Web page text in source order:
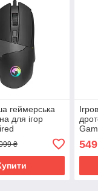
геймерська
для ігор
|12000dpi|
₴ 549